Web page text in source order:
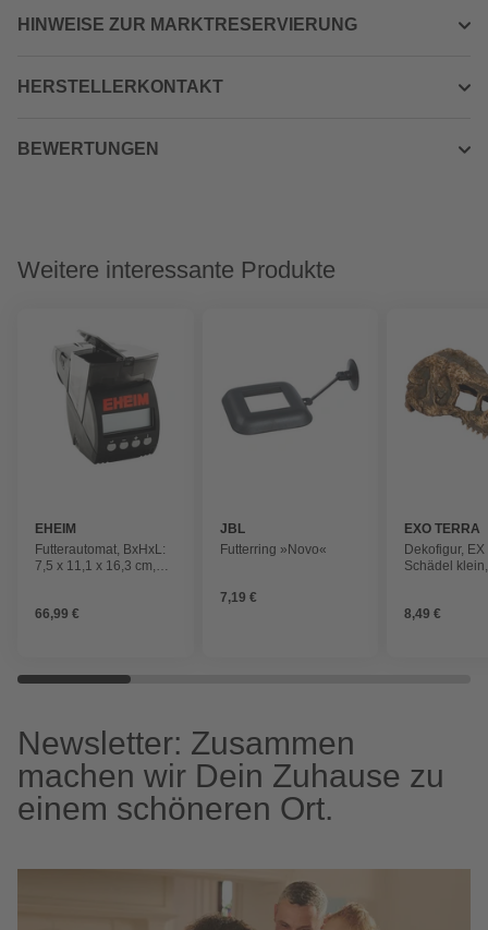
HINWEISE ZUR MARKTRESERVIERUNG
HERSTELLERKONTAKT
BEWERTUNGEN
Weitere interessante Produkte
EHEIM
Futterautomat, BxHxL:
7,5 x 11,1 x 16,3 cm,
66,99 €
JBL
Futterring »Novo«
7,19 €
EXO TERRA
Dekofigur, EX
Schädel klein,
8,49 €
Newsletter: Zusammen
machen wir Dein Zuhause zu
einem schöneren Ort.